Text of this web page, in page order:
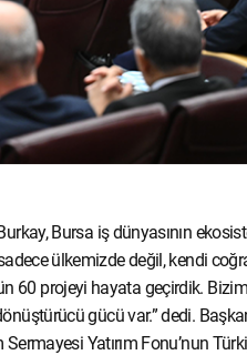
Bursa iş dünyasının
ülkemizde değil, kendi
60 projeyi hayata geçirdik.
gücü var.” dedi.
Yatırım Fonu’nun